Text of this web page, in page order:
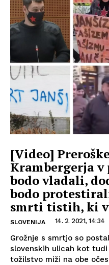
[Video]
Krambergerja v
bodo vladali,
bodo
smrti tistih, ki
SLOVENIJA 14. 2. 2021, 14:34
Grožnje s smrtjo so
slovenskih ulicah kot
tožilstvo miži na obe